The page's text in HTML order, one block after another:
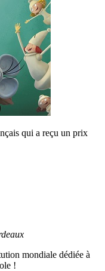
qui a reçu un prix
mondiale dédiée à
!